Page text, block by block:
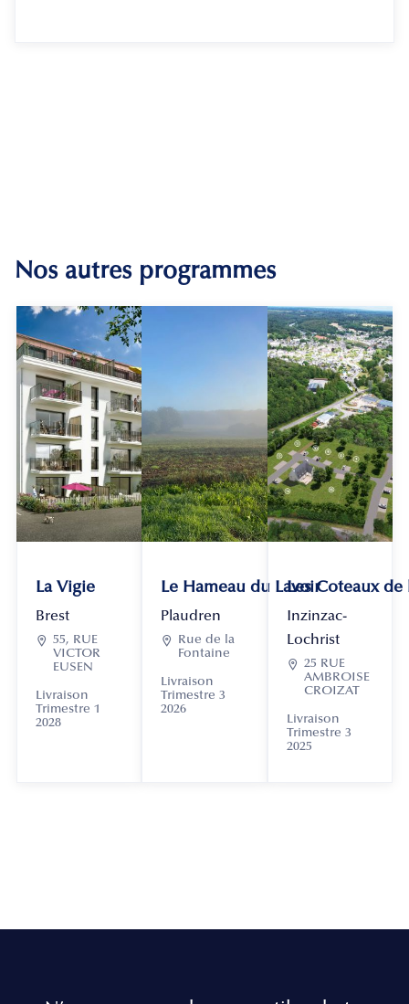
Nos autres programmes
La Vigie
Brest
 55, RUE
VICTOR
EUSEN
Livraison
Trimestre 1
2028
Le Hameau du Lavoir
Plaudren

Rue de la
Fontaine
Livraison
Trimestre 3
2026
Les Coteaux
Inzinzac-
Lochrist
 25 RUE
AMBROISE
CROIZAT
Livraison
Trimestre 3
2025